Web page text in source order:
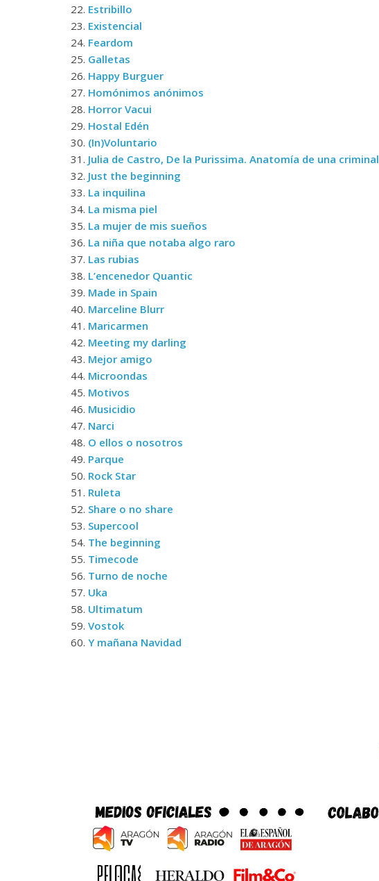
22. Estribillo
23. Existencial
24. Feardom
25. Galletas
26. Happy Burguer
27. Homónimos anónimos
28. Horror Vacui
29. Hostal Edén
30. (In)Voluntario
31. Julia de Castro, De la Purissima. Anatomía de una criminal
32. Just the beginning
33. La inquilina
34. La misma piel
35. La mujer de mis sueños
36. La niña que notaba algo raro
37. Las rubias
38. L’encenedor Quantic
39. Made in Spain
40. Marceline Blurr
41. Maricarmen
42. Meeting my darling
43. Mejor amigo
44. Microondas
45. Motivos
46. Musicidio
47. Narci
48. O ellos o nosotros
49. Parque
50. Rock Star
51. Ruleta
52. Share o no share
53. Supercool
54. The beginning
55. Timecode
56. Turno de noche
57. Uka
58. Ultimatum
59. Vostok
60. Y mañana Navidad